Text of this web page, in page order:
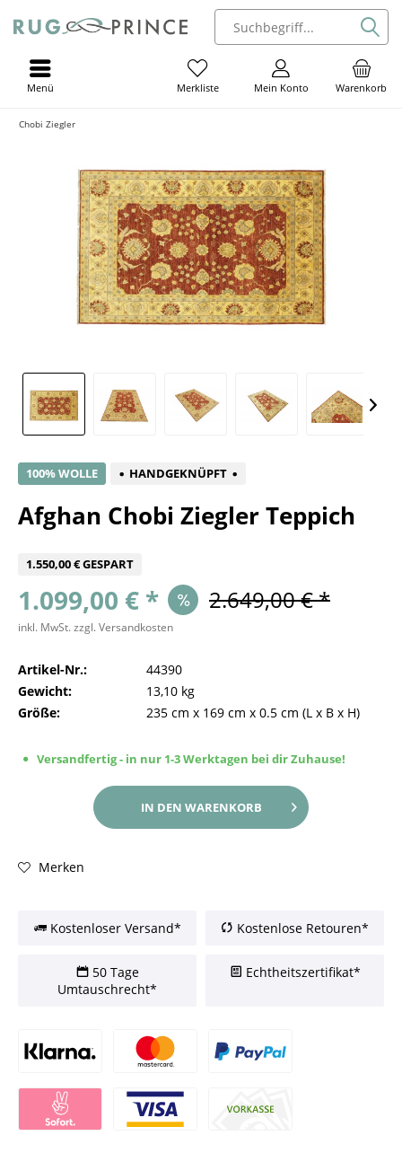
Warenkorb
Mein Konto
Merkliste
Menü
Chobi Ziegler
100% WOLLE HANDGEKNÜPFT
Afghan Chobi Ziegler Teppich
1.550,00 € GESPART
1.099,00 € * 2.649,00 € *
inkl. MwSt.zzgl. Versandkosten
Artikel-Nr.:
44390
Gewicht:
13,10 kg
Größe:
235 cm x 169 cm x 0.5 cm (L x B x H)
Versandfertig - in nur 1-3 Werktagen bei dir Zuhause!
IN DEN WARENKORB
Merken
Kostenloser Versand* Kostenlose Retouren*
50 Tage
Umtauschrecht*
Echtheitszertifikat*